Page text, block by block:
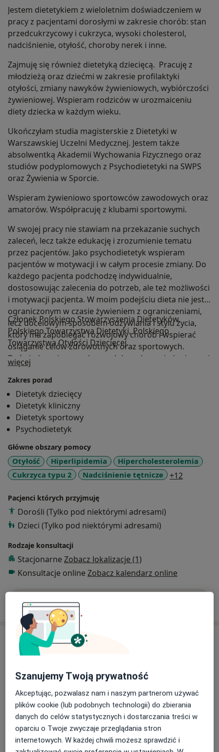
Jestem dietetykiem z wieloletnim doświadczeniem w
pracy z pacjentami dorosłymi w zakresie chorób: stan
przedcukrzycowy i cukrzyca, wysoki cholesterol,
nadciśnienie, otyłość, choroby nerek i inne.
Zajmuję się również dietetyką dziecięcą. Pracuję z
młodzieżą oraz dziećmi w zakresie profilaktyki
otyłości, zmiany nawyków żywieniowych, wybiórczości
żywieniowej. Wspieram rodziców w urozmaiceniu
diety dziecka w każdym wieku.
Ukończyłam studia magisterskie z Dietetyki w
Warszawskiej Uczelni Medycznej. Jestem także
absolwentką Akademii Wychowania Fizycznego oraz
studiów podyplomowych z Psychodietetyki na SWPS
oraz Żywienia w Sporcie.
Wspieram żywieniowo sportowców zawodowych oraz
amatorów. Współpracuję z klubami sportowymi.
W swojej pracy nie stawiam na przekazanie suchych
zaleceń, lecz także edukację i zrozumienie tematu
przez pacjentów. Jako psychodietetyk wspieram
pacjentów w motywacji i w całym procesie zmiany. Do
każdego pacjenta podchodzę indywidualnie,
dostosowując zalecenia do potrzeb, ale też możliwości
i motywacji pacjenta. W moim podejściu dieta nie jest
ograniczonym w czasie żywieniem z ograniczeniami,
lecz docelowym sposobem odżywiania i stylu życia,
który ma zapobiegać rozwojowy chorób i wspierać
osiąganie celów zdrowotnych oraz sportowych.
Doświadczenie zawodowe zdobywałam między innymi
w: - Centrum Medycznym Damiana - Centrum
Medycznym Medicover - Fundacji Medicover -
Instytucie Pomnik Centrum Zdrowia Dziecka, - Klinice
Rehabilitacji Promotus, - Centrum Medycznym Polmed
Członek Polskiego Stowarzyszenia Dietetyków,
Polskiego Towarzystwa Dietetyki, Polskiego
Towarzystwa Otyłości Dziecięcej.
więcej
Zakres porad
Dietetyk dziecięcy
Dietetyk kliniczny
Dietetyk sportowy
Psychodietetyk
Główne obszary pomocy
Otyłość Hiperlipidemia
Hipercholesterolemia
Cukrzyca typu 2
Nadciśnienie tętnicze +12
Pacjenci których przyjmuję
Dorośli (Tylko pod niektórymi adresami)
Dzieci (Tylko pod niektórymi adresami)
Rodzaje konsultacji
Stacjonarne Zobacz lokalizacje (1)
Konsultacje online Zobacz kalendarz online
Usługi i ceny
Od 160 zł Szczegóły
Konsultacja dietetyczna (pierwsza)
+ analiza składu ciała
Od 280 zł Szczegóły
Umów wizytę
Konsultacja dietetyka -
Szanujemy Twoją prywatność
Akceptując, pozwalasz nam i naszym partnerom używać
plików cookie (lub podobnych technologii) do zbierania
danych do celów statystycznych i dostarczania treści w
oparciu o Twoje zwyczaje przeglądania stron
internetowych. W każdej chwili możesz sprawdzić i